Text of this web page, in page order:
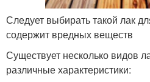
Следует выбирать такой лак
содержит вредных веществ
Существует несколько видов
различные характеристики: